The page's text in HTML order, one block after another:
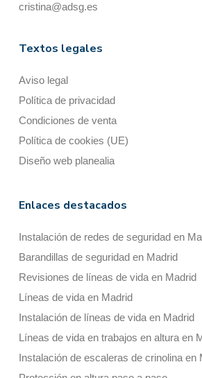
cristina@adsg.es
Textos legales
Aviso legal
Política de privacidad
Condiciones de venta
Política de cookies (UE)
Diseño web planealia
Enlaces destacados
Instalación de redes de seguridad en
Barandillas de seguridad en Madrid
Revisiones de líneas de vida en Madrid
Líneas de vida en Madrid
Instalación de líneas de vida en Madrid
Líneas de vida en trabajos en altura en
Instalación de escaleras de crinolina en